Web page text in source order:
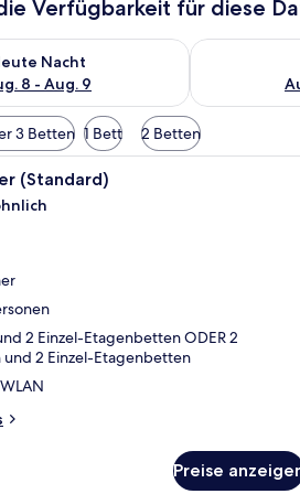
Verfügbarkeit für diese
Nacht
8 - Aug. 9
für heute Nacht, Aug. 8
Überprüfe
3 Betten 1 Bett 2 Betten
Familienzimmer (Standard)
(Standard)
2 Einzel-Etagenbetten ODER 2
und 2 Einzel-Etagenbetten
Preise